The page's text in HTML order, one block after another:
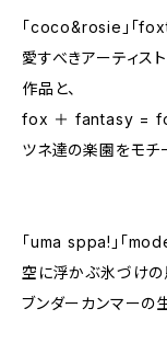
「coco&rosie」「
愛すべきアーティ
作品と、
fox ＋ fantasy =
ツネ達の楽園をモチ
「uma sppa!」「
空に浮かぶ氷づけの
ブンダーカンマーの